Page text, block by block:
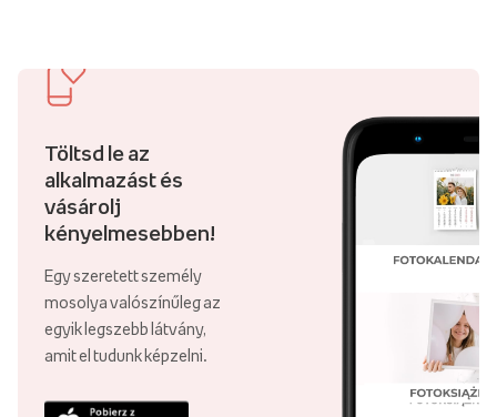
Töltsd le az
alkalmazást és
vásárolj
kényelmesebben!
Egy szeretett személy
mosolya valószínűleg az
egyik legszebb látvány,
amit el tudunk képzelni.